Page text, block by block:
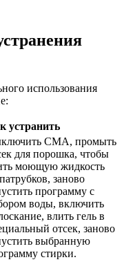
использования
устранить
СМА, промыть
для порошка, чтобы
моющую жидкость
заново
программу с
воды, включить
влить гель в
отсек, заново
выбранную
стирки.